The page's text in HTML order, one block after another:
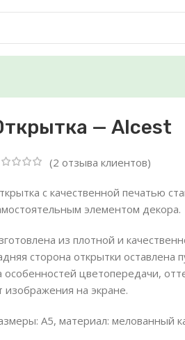
— Alcest
(2 отзыва клиентов)
с качественной печатью
элементом декора.
из плотной и
сторона открытки оставлена
особенностей цветопередачи,
изображения на экране.
А5, материал: мелованный